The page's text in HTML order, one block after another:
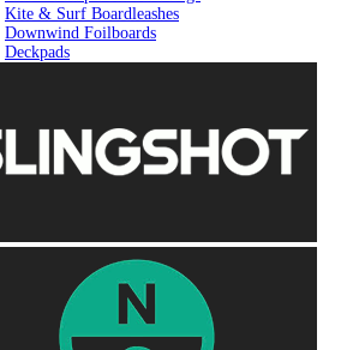
Kite & Surf Boardleashes
Downwind Foilboards
Deckpads